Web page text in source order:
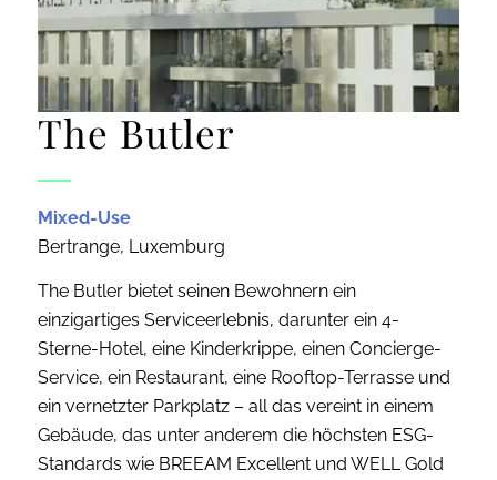
The Butler
Mixed-Use
Bertrange, Luxemburg
The Butler bietet seinen Bewohnern ein
einzigartiges Serviceerlebnis, darunter ein 4-
Sterne-Hotel, eine Kinderkrippe, einen Concierge-
Service, ein Restaurant, eine Rooftop-Terrasse und
ein vernetzter Parkplatz – all das vereint in einem
Gebäude, das unter anderem die höchsten ESG-
Standards wie BREEAM Excellent und WELL Gold